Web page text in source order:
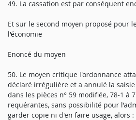
49. La cassation est par conséquent
Et sur le second moyen proposé pour
l'économie
Enoncé du moyen
50. Le moyen critique l'ordonnance
déclaré irrégulière et a annulé la
dans les pièces n° 59 modifiée, 78-1 à
requérantes, sans possibilité pour
garder copie ni d'en faire usage, alors :